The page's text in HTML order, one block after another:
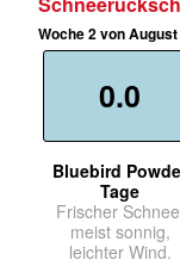
Woche 2 von
0.0
Bluebird
Tage
Frischer
meist sonnig,
leichter Wind.